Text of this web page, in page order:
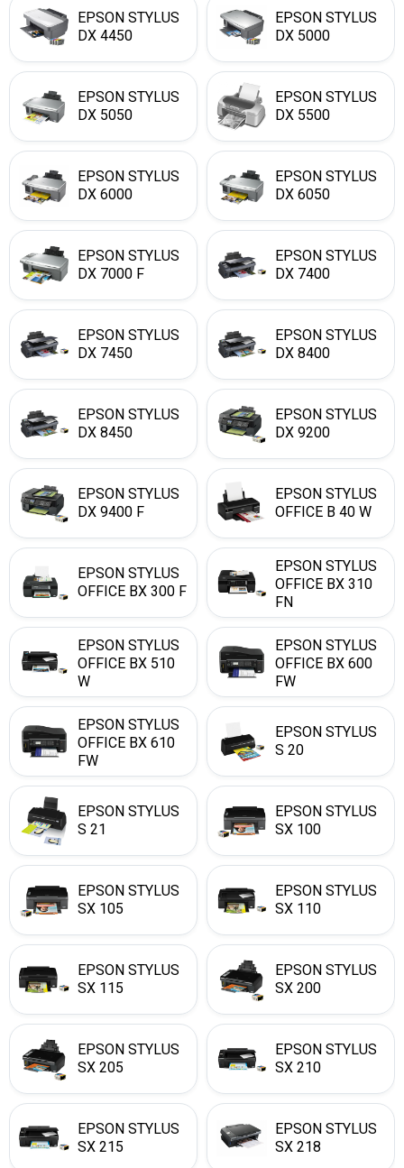
EPSON STYLUS
DX 4450
EPSON STYLUS
DX 5000
EPSON STYLUS
DX 5050
EPSON STYLUS
DX 5500
EPSON STYLUS
DX 6000
EPSON STYLUS
DX 6050
EPSON STYLUS
DX 7000 F
EPSON STYLUS
DX 7400
EPSON STYLUS
DX 7450
EPSON STYLUS
DX 8400
EPSON STYLUS
DX 8450
EPSON STYLUS
DX 9200
EPSON STYLUS
DX 9400 F
EPSON STYLUS
OFFICE B 40 W
EPSON STYLUS
OFFICE BX 300 F
EPSON STYLUS
OFFICE BX 310
FN
EPSON STYLUS
OFFICE BX 510
W
EPSON STYLUS
OFFICE BX 600
FW
EPSON STYLUS
OFFICE BX 610
FW
EPSON STYLUS
S 20
EPSON STYLUS
S 21
EPSON STYLUS
SX 100
EPSON STYLUS
SX 105
EPSON STYLUS
SX 110
EPSON STYLUS
SX 115
EPSON STYLUS
SX 200
EPSON STYLUS
SX 205
EPSON STYLUS
SX 210
EPSON STYLUS
SX 215
EPSON STYLUS
SX 218